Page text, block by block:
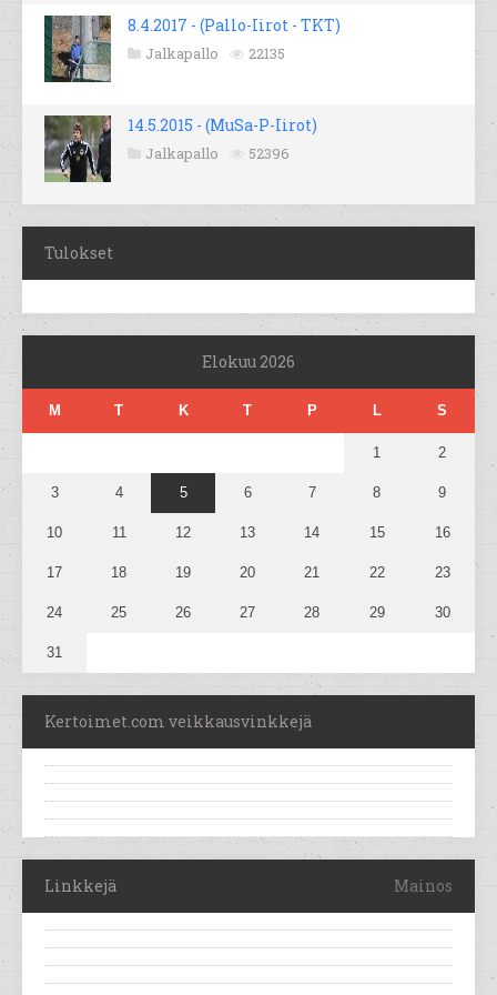
8.4.2017 - (Pallo-Iirot - TKT)
Jalkapallo 22135
14.5.2015 - (MuSa-P-Iirot)
Jalkapallo 52396
Tulokset
Elokuu 2026
M T K T P L S
1 2
3 4 5 6 7 8 9
10 11 12 13 14 15 16
17 18 19 20 21 22 23
24 25 26 27 28 29 30
31
Kertoimet.com veikkausvinkkejä
Linkkejä Mainos